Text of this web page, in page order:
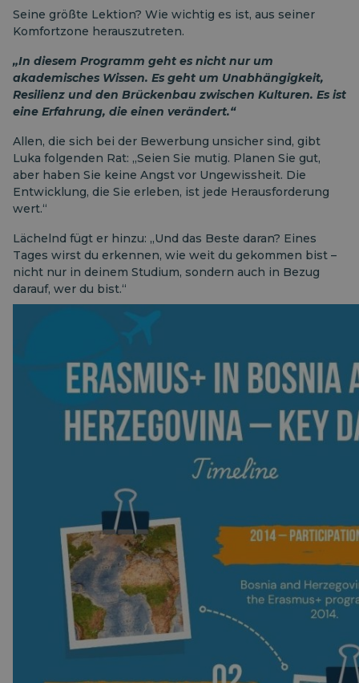
Seine größte Lektion? Wie wichtig es ist, aus seiner
Komfortzone herauszutreten.
„In diesem Programm geht es nicht nur um
akademisches Wissen. Es geht um Unabhängigkeit,
Resilienz und den Brückenbau zwischen Kulturen. Es ist
eine Erfahrung, die einen verändert.“
Allen, die sich bei der Bewerbung unsicher sind, gibt
Luka folgenden Rat: „Seien Sie mutig. Planen Sie gut,
aber haben Sie keine Angst vor Ungewissheit. Die
Entwicklung, die Sie erleben, ist jede Herausforderung
wert.“
Lächelnd fügt er hinzu: „Und das Beste daran? Eines
Tages wirst du erkennen, wie weit du gekommen bist –
nicht nur in deinem Studium, sondern auch in Bezug
darauf, wer du bist.“